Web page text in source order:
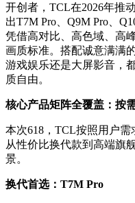
开创者，TCL在2026年推
出T7M Pro、Q9M Pro、
凭借高对比、高色域、高
画质标准。搭配诚意满满
游戏娱乐还是大屏影音，
质自由。
核心产品矩阵全覆盖：按
本次618，TCL按照用户需
从性价比换代款到高端旗
景。
换代首选：T7M Pro